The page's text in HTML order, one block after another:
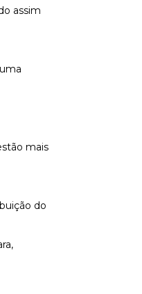
assim
mais
do